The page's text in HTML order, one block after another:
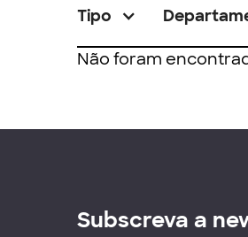
Tipo
Não foram
Subscreva a